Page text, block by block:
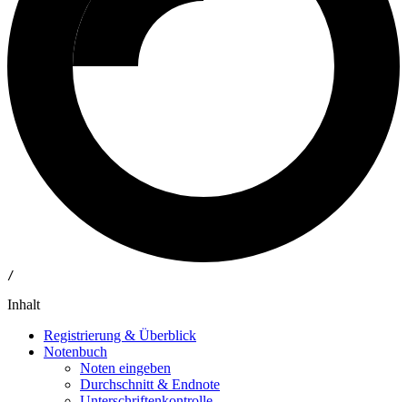
/
Inhalt
Registrierung & Überblick
Notenbuch
Noten eingeben
Durchschnitt & Endnote